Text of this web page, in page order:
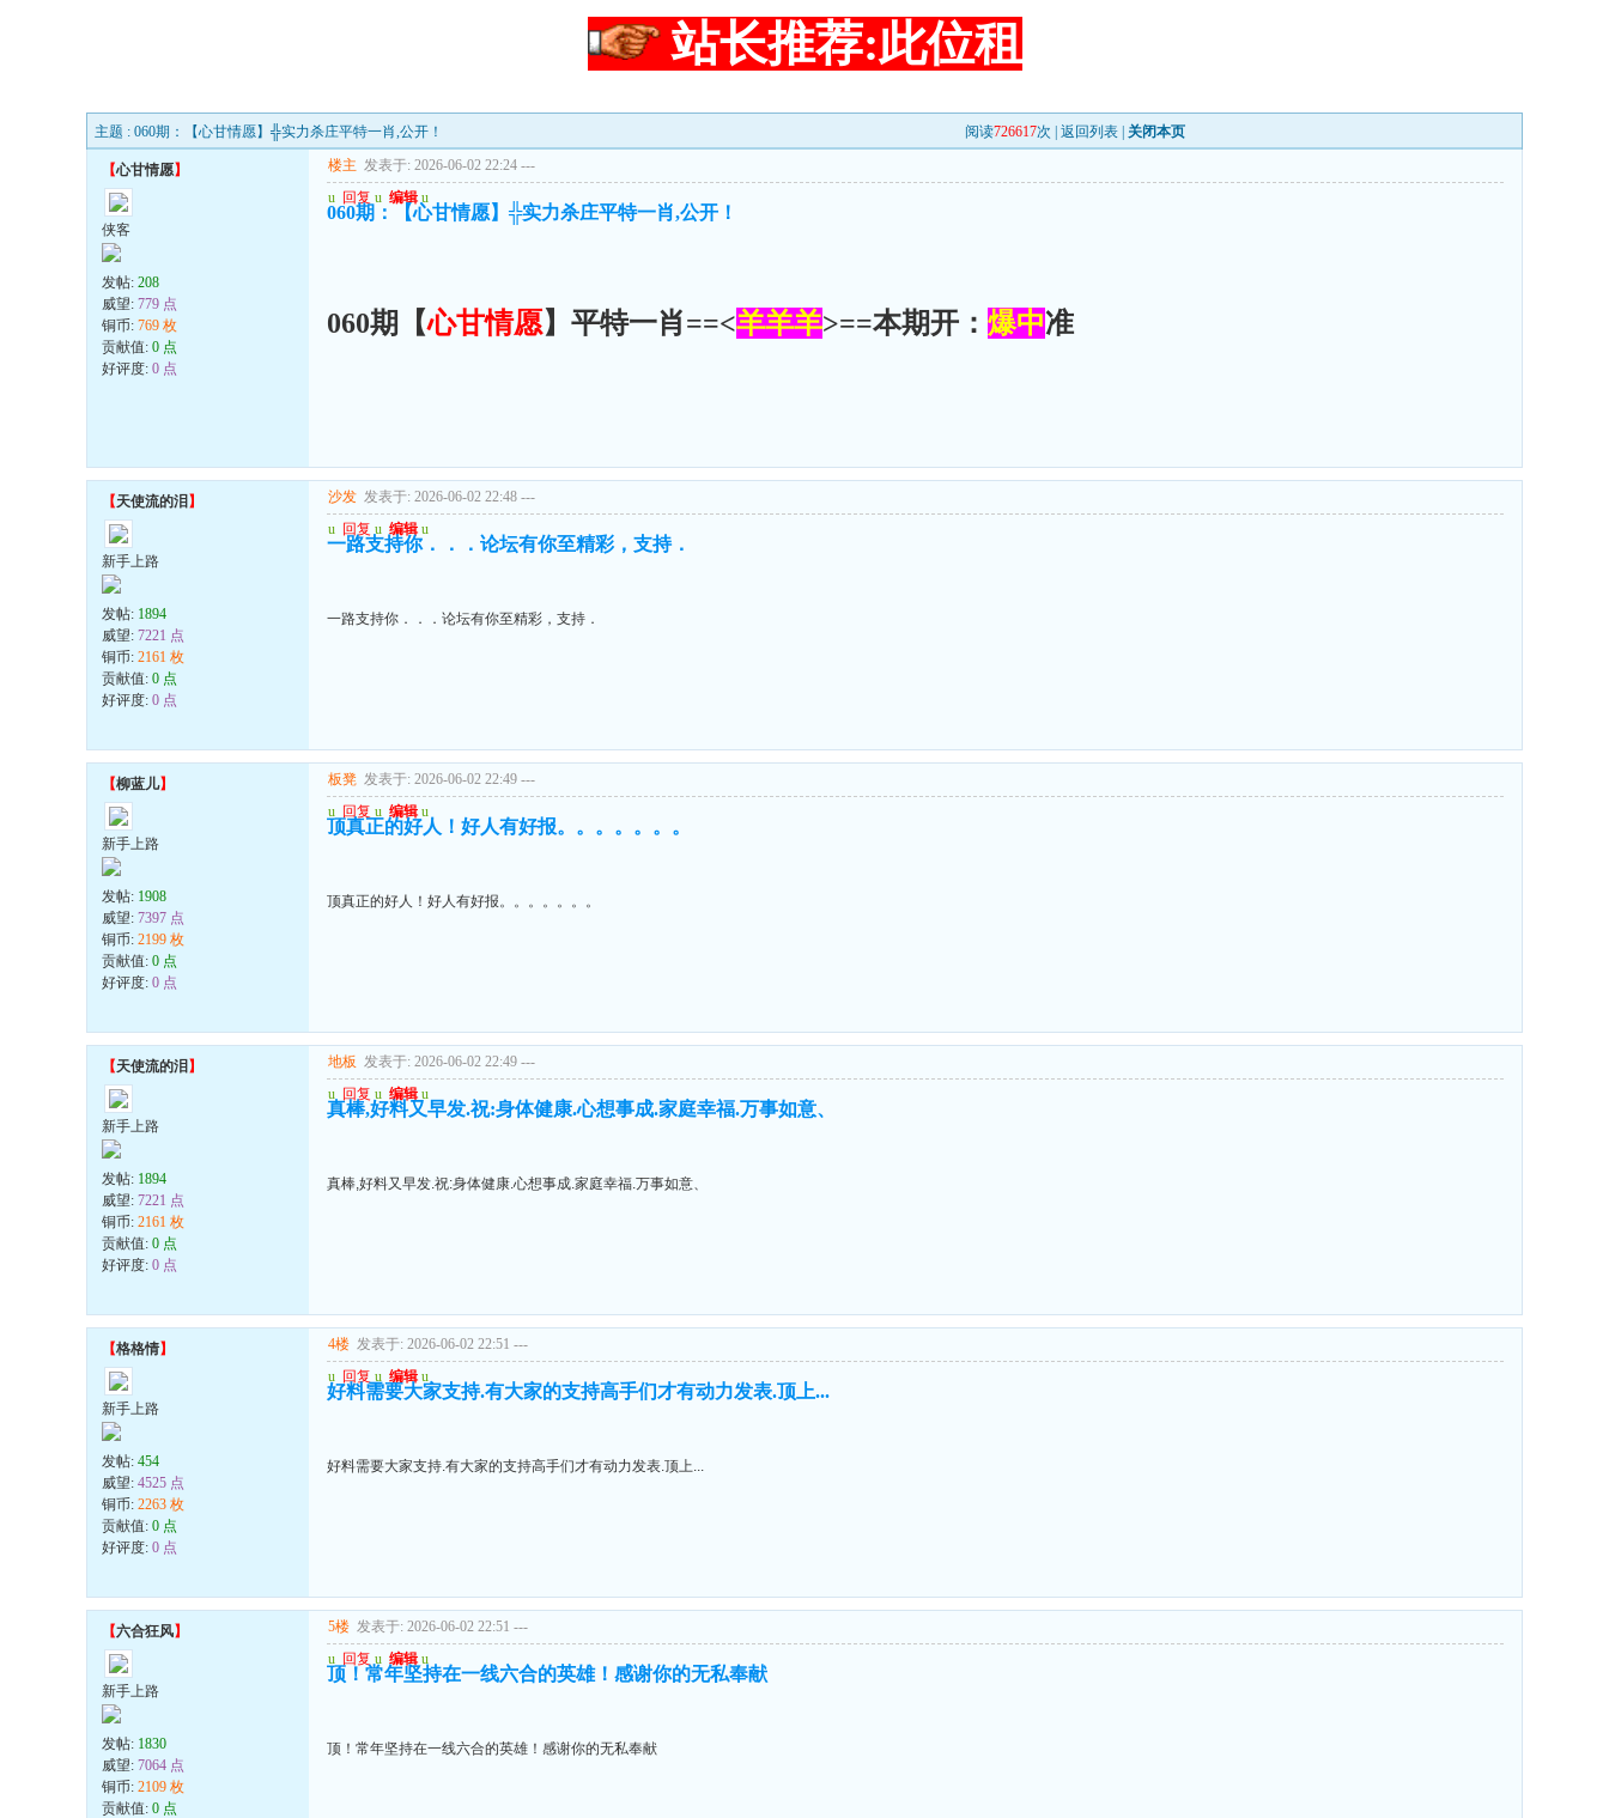
站长推荐:此位租
主题 : 060期：【心甘情愿】╬实力杀庄平特一肖,公开！ 阅读726617次 | 返回列表 关闭本页
【心甘情愿】
侠客
发帖: 208
威望: 779 点
铜币: 769 枚
贡献值: 0 点
好评度: 0 点
楼主 发表于: 2026-06-02 22:24 ---
u 回复 u 编辑 u
060期：【心甘情愿】╬实力杀庄平特一肖,公开！
060期【心甘情愿】平特一肖==<羊羊羊>==本期开： 爆中准
【天使流的泪 】
新手上路
发帖: 1894
威望: 7221 点
铜币: 2161 枚
贡献值: 0 点
好评度: 0 点
沙发 发表于: 2026-06-02 22:48 ---
u 回复 u 编辑 u
一路支持你．．．论坛有你至精彩，支持．
一路支持你．．．论坛有你至精彩，支持．
【柳蓝儿】
新手上路
发帖: 1908
威望: 7397 点
铜币: 2199 枚
贡献值: 0 点
好评度: 0 点
板凳 发表于: 2026-06-02 22:49 ---
u 回复 u 编辑 u
顶真正的好人！好人有好报。。。。。。。
顶真正的好人！好人有好报。。。。。。。
【天使流的泪 】
新手上路
发帖: 1894
威望: 7221 点
铜币: 2161 枚
贡献值: 0 点
好评度: 0 点
地板 发表于: 2026-06-02 22:49 ---
u 回复 u 编辑 u
真棒,好料又早发.祝:身体健康.心想事成.家庭幸福.万事如意、
真棒,好料又早发.祝:身体健康.心想事成.家庭幸福.万事如意、
【格格情】
新手上路
发帖: 454
威望: 4525 点
铜币: 2263 枚
贡献值: 0 点
好评度: 0 点
4楼 发表于: 2026-06-02 22:51 ---
u 回复 u 编辑 u
好料需要大家支持.有大家的支持高手们才有动力发表.顶上...
好料需要大家支持.有大家的支持高手们才有动力发表.顶上...
【六合狂风】
新手上路
发帖: 1830
威望: 7064 点
铜币: 2109 枚
贡献值: 0 点
5楼 发表于: 2026-06-02 22:51 ---
u 回复 u 编辑 u
顶！常年坚持在一线六合的英雄！感谢你的无私奉献
顶！常年坚持在一线六合的英雄！感谢你的无私奉献